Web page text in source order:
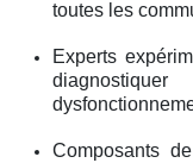
toutes les
Experts
Composants